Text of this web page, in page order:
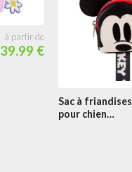
39.99 €
Sac à friandises
pour chien